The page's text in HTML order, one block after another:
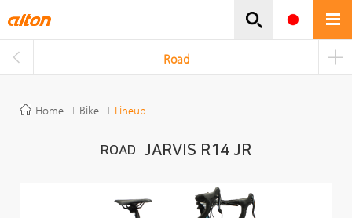
Road
Home Bike Lineup
ROAD JARVIS R14 JR